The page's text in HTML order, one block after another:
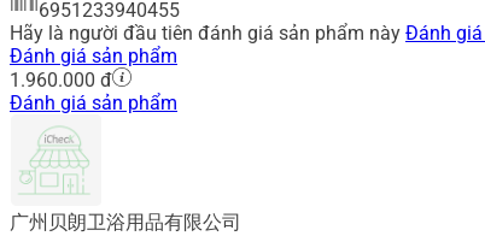
6951233940455
Hãy là người đầu tiên đánh giá sản phẩm này Đánh
Đánh giá sản phẩm
1.960.000 đ
Đánh giá sản phẩm
广州贝朗卫浴用品有限公司